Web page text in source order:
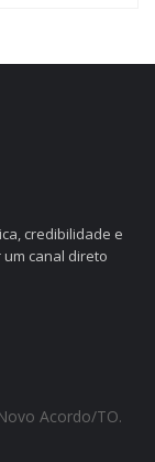
credibilidade e
canal direto
Acordo/TO.